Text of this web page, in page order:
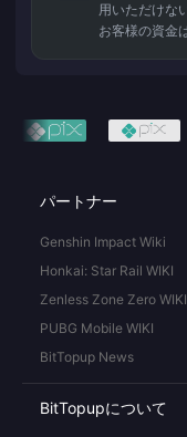
用いただけな
お客様の資金
パートナー
Genshin Impact Wiki
Honkai: Star Rail WIKI
Zenless Zone Zero WIKI
PUBG Mobile WIKI
BitTopup News
BitTopupについて